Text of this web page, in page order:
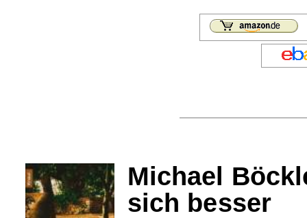
Michael
sich besser